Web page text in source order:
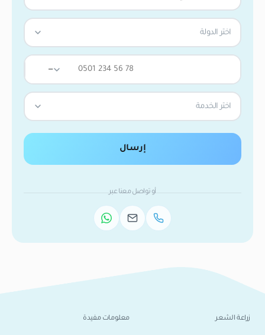
اختر الدولة
—
اختر الخدمة
إرسال
أو تواصل معنا عبر
زراعة الشعر معلومات مفيدة